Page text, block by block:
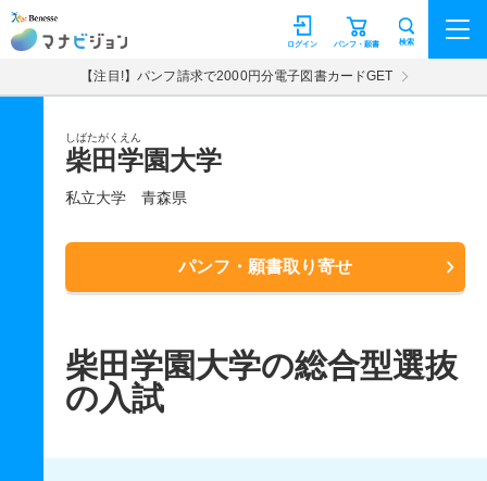
マナビジョン パンフ・願書
ログイン 検索
【注目!】パンフ請求で2000円分電子図書カードGET
しばたがくえん
柴田学園大学
私立大学 青森県
パンフ・願書取り寄せ
柴田学園大学の総合型選抜
の入試